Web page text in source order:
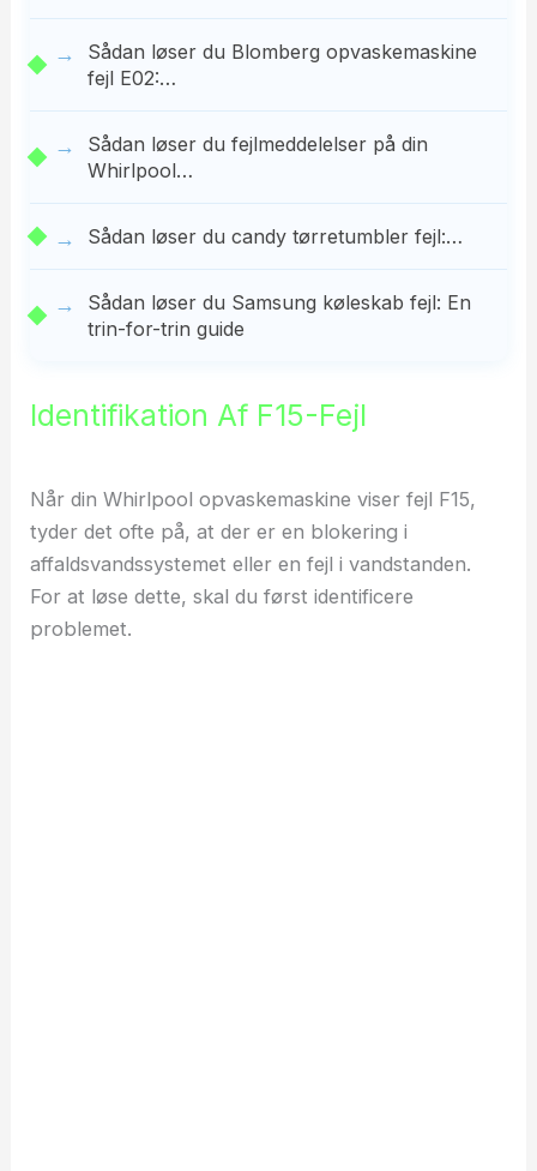
Sådan løser du Blomberg opvaskemaskine
fejl E02:…
Sådan løser du fejlmeddelelser på din
Whirlpool…
Sådan løser du candy tørretumbler fejl:…
Sådan løser du Samsung køleskab fejl: En
trin-for-trin guide
Identifikation Af F15-Fejl
Når din Whirlpool opvaskemaskine viser fejl F15,
tyder det ofte på, at der er en blokering i
affaldsvandssystemet eller en fejl i vandstanden.
For at løse dette, skal du først identificere
problemet.